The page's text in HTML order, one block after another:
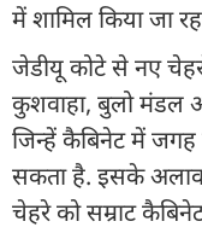
में शामिल किया जा
जेडीयू कोटे से नए
कुशवाहा, बुलो मंडल
जिन्हें कैबिनेट में जगह
सकता है. इसके
चेहरे को सम्राट